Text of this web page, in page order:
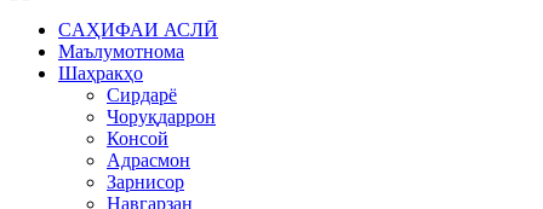
CАҲИФАИ АСЛӢ
Маълумотнома
Шаҳракҳо
Сирдарё
Чоруқдаррон
Консой
Адрасмон
Зарнисор
Навгарзан